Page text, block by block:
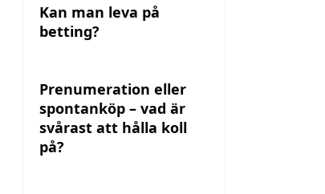
Kan man leva på
betting?
Prenumeration eller
spontanköp – vad är
svårast att hålla koll
på?